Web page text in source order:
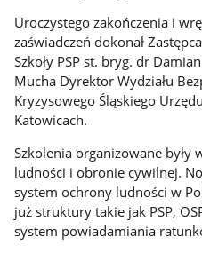
Uroczystego zakończenia i
zaświadczeń dokonał
Szkoły PSP st. bryg. dr
Mucha Dyrektor Wydziału
Kryzysowego Śląskiego
Katowicach.
Szkolenia organizowane
ludności i obronie cywilnej.
system ochrony ludności w
już struktury takie jak PSP,
system powiadamiania